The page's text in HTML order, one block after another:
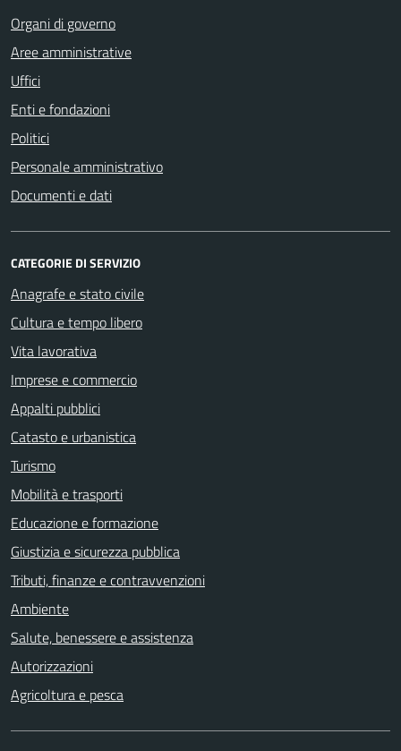
Organi di governo
Aree amministrative
Uffici
Enti e fondazioni
Politici
Personale amministrativo
Documenti e dati
CATEGORIE DI SERVIZIO
Anagrafe e stato civile
Cultura e tempo libero
Vita lavorativa
Imprese e commercio
Appalti pubblici
Catasto e urbanistica
Turismo
Mobilità e trasporti
Educazione e formazione
Giustizia e sicurezza pubblica
Tributi, finanze e contravvenzioni
Ambiente
Salute, benessere e assistenza
Autorizzazioni
Agricoltura e pesca